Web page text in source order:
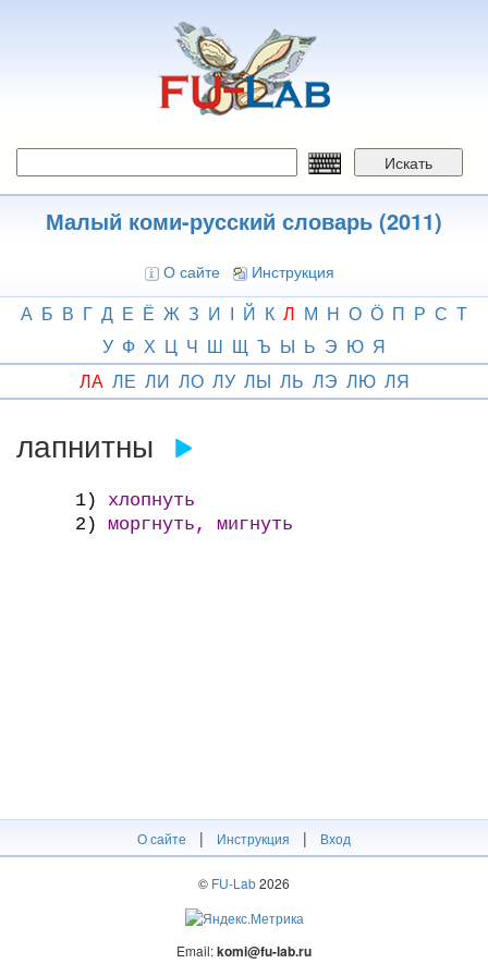
Искать
Малый коми-русский словарь (2011)
О сайте Инструкция
А Б В Г Д Е Ё Ж З И І Й К Л М Н О Ӧ П Р С Т
У Ф Х Ц Ч Ш Щ Ъ Ы Ь Э Ю Я
ЛА ЛЕ ЛИ ЛО ЛУ ЛЫ ЛЬ ЛЭ ЛЮ ЛЯ
лапнитны
1)
хлопнуть
2)
моргнуть, мигнуть
О сайте | Инструкция | Вход
© FU-Lab2026
Email:komi@fu-lab.ru